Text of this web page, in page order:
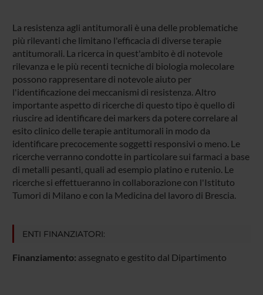
La resistenza agli antitumorali è una delle problematiche
più rilevanti che limitano l'efficacia di diverse terapie
antitumorali. La ricerca in quest'ambito è di notevole
rilevanza e le più recenti tecniche di biologia molecolare
possono rappresentare di notevole aiuto per
l'identificazione dei meccanismi di resistenza. Altro
importante aspetto di ricerche di questo tipo è quello di
riuscire ad identificare dei markers da potere correlare al
esito clinico delle terapie antitumorali in modo da
identificare precocemente soggetti responsivi o meno. Le
ricerche verranno condotte in particolare sui farmaci a base
di metalli pesanti, quali ad esempio platino e rutenio. Le
ricerche si effettueranno in collaborazione con l'Istituto
Tumori di Milano e con la Medicina del lavoro di Brescia.
ENTI FINANZIATORI:
Finanziamento: assegnato e gestito dal Dipartimento